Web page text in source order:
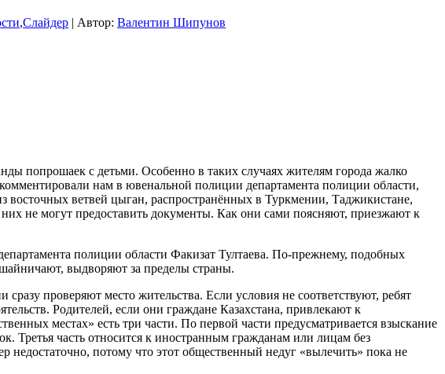
,Слайдер Автор: Валентин Шипунов
попрошаек с детьми. Особенно в таких случаях жителям города жалко
нам в ювенальной полиции департамента полиции области,
ветвей цыган, распространённых в Туркмении, Таджикистане,
не могут предоставить документы. Как они сами поясняют, приезжают к
полиции области Факизат Тултаева. По-прежнему, подобных
выдворяют за пределы страны.
проверяют место жительства. Если условия не соответствуют, ребят
Родителей, если они граждане Казахстана, привлекают к
местах» есть три части. По первой части предусматривается взыскание
часть относится к иностранным гражданам или лицам без
потому что этот общественный недуг «вылечить» пока не